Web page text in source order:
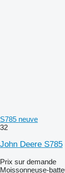
S785 neuve
32
John Deere S785
Prix sur demande
Moissonneuse-